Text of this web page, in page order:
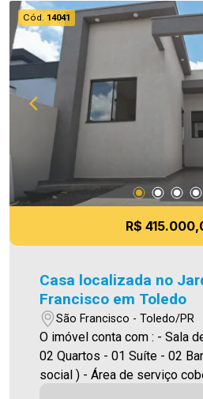
Condicionado em todos os
800 metros do centro; Casa com 61,00 m²
Terreno com 124,00 m² A Imobiliária Ativa possui
hoje uma das maiores
administrados da cidade,
tanto na locação quanto na venda.
oportunidade, agende uma visita!
| Sinta-se em casa!
Cód. 14041
R$
Casa localizada no
Francisco em Toledo
São Francisco - Toledo/PR
O imóvel conta com : - Sala
02 Quartos - 01 Suíte - 02
social ) - Área de serviço